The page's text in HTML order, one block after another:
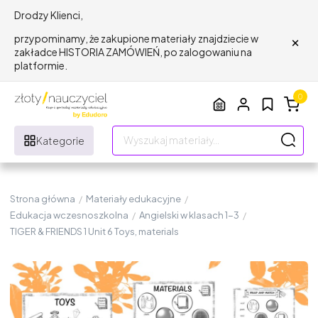
Drodzy Klienci,
przypominamy, że zakupione materiały znajdziecie w
zakładce HISTORIA ZAMÓWIEŃ, po zalogowaniu na
platformie.
×
Kategorie
0
Strona główna / Materiały edukacyjne /
Edukacja wczesnoszkolna / Angielski w klasach 1-3 /
TIGER & FRIENDS 1 Unit 6 Toys, materials